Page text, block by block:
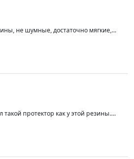
не шумные, достаточно мягкие,
протектор как у этой резины.